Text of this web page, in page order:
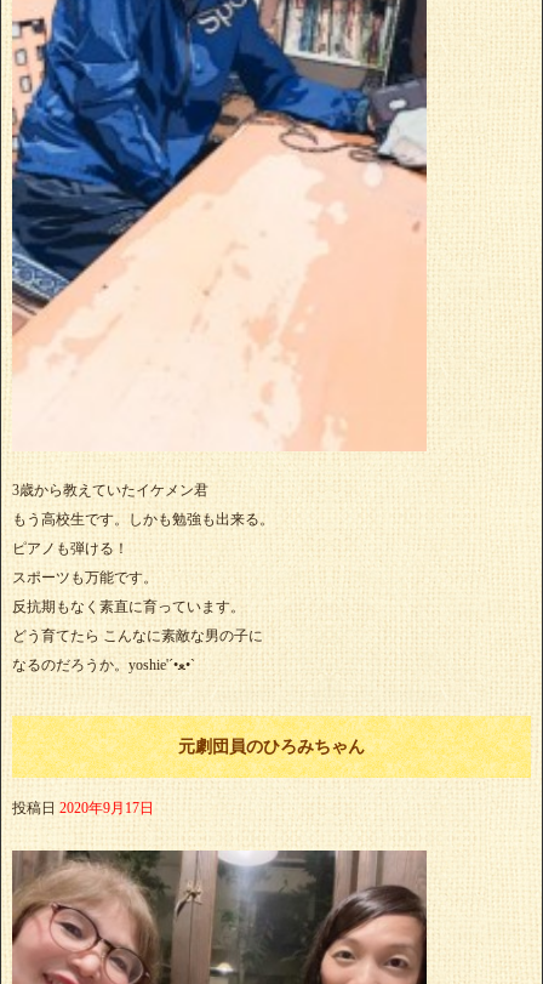
3歳から教えていたイケメン君
もう高校生です。しかも勉強も出来る。
ピアノも弾ける！
スポーツも万能です。
反抗期もなく素直に育っています。
どう育てたら こんなに素敵な男の子に
なるのだろうか。yoshie'‎´•ﻌ•`
元劇団員のひろみちゃん
投稿日 2020年9月17日